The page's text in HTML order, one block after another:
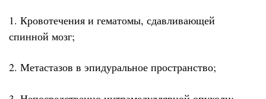
1. Кровотечения и гематомы, сдавливающей
спинной мозг;
2. Метастазов в эпидуральное пространство;